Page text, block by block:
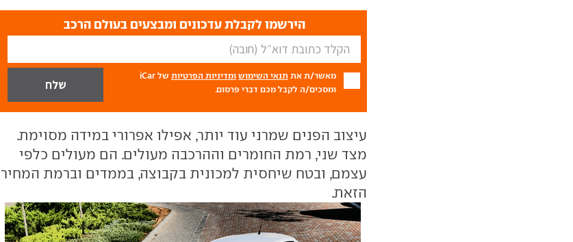
הירשמו לקבלת עדכונים ומבצעים בעולם הרכב
מאשר/ת את תנאי השימוש ומדיניות הפרטיות
של iCar
ומסכים/ה לקבל מכם דברי פרסום.
עיצוב הפנים שמרני עוד יותר, אפילו אפרורי במידה מסוימת.
מצד שני, רמת החומרים וההרכבה מעולים. הם מעולים כלפי
עצמם, ובטח שיחסית למכונית בקבוצה, בממדים וברמת המחיר
הזאת.